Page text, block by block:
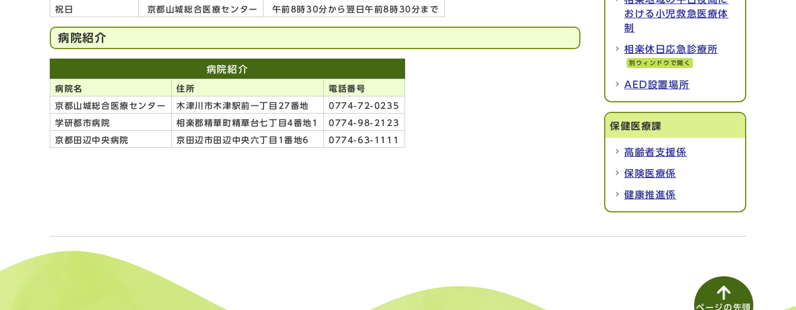
祝日 京都山城総合医療センター 午前8時30分から翌日午前8時30分まで
病院紹介
病院紹介
病院名 住所 電話番号
京都山城総合医療センター 木津川市木津駅前一丁目27番地 0774-72-0235
学研都市病院 相楽郡精華町精華台七丁目4番地1 0774-98-2123
京都田辺中央病院 京田辺市田辺中央六丁目1番地6 0774-63-1111
おける小児救急医療体
制
相楽休日応急診療所
別ウィンドウで開く
AED設置場所
保健医療課
高齢者支援係
保険医療係
健康推進係
ページの先頭